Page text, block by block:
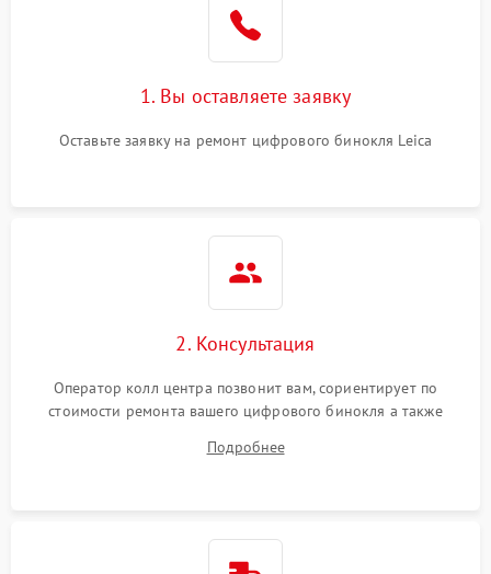
1. Вы оставляете заявку
Оставьте заявку на ремонт цифрового бинокля Leica
2. Консультация
Оператор колл центра позвонит вам, сориентирует по
стоимости ремонта вашего цифрового бинокля а также
Подробнее